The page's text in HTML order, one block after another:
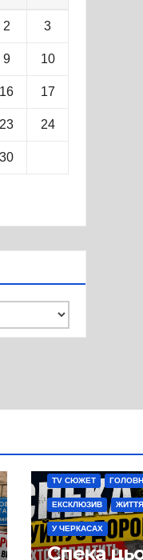
2 3
9 10
16 17
23 24
30
TV СЮЖЕТ
ЕКСКЛЮЗИВ ЖИТТЯ
У ЧЕРКАСАХ
Спека